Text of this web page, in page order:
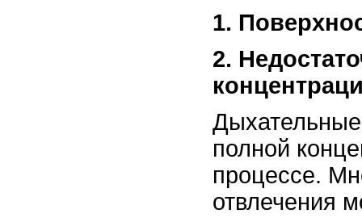
1.
2.
Дыхательные
полной
процессе.
отвлечения